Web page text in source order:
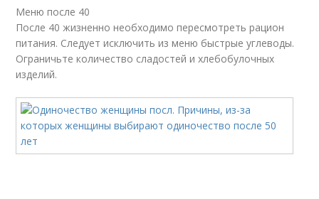
Меню после 40
После 40 жизненно необходимо пересмотреть рацион
питания. Следует исключить из меню быстрые углеводы.
Ограничьте количество сладостей и хлебобулочных
изделий.